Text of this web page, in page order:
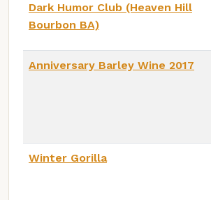
Dark Humor Club (Heaven Hill
Bourbon BA)
Anniversary Barley Wine 2017
Winter Gorilla